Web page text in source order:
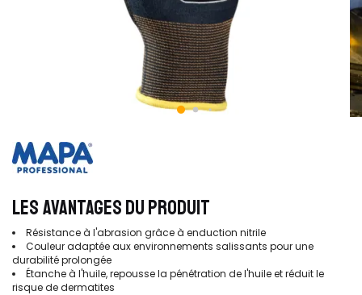
LES AVANTAGES DU PRODUIT
Résistance à l'abrasion grâce à enduction nitrile
Couleur adaptée aux environnements salissants pour une
durabilité prolongée
Étanche à l'huile, repousse la pénétration de l'huile et réduit le
risque de dermatites